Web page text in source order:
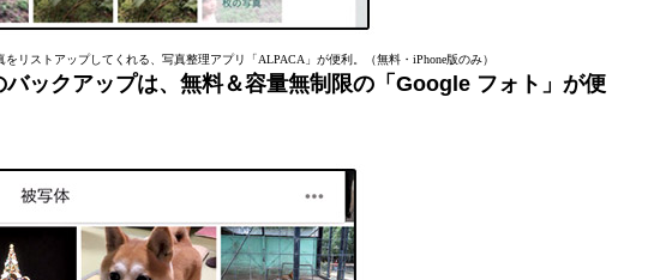
リストアップしてくれる、写真整理アプリ「ALPACA」が便利。（無料・iPhone版のみ）
ックアップは、無料＆容量無制限の「Google フォト」が便